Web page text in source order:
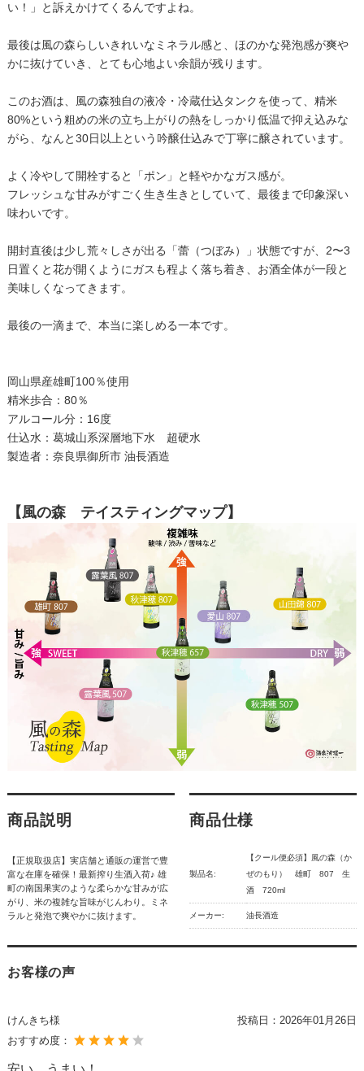
い！」と訴えかけてくるんですよね。
最後は風の森らしいきれいなミネラル感と、ほのかな発泡感が爽や
かに抜けていき、とても心地よい余韻が残ります。
このお酒は、風の森独自の液冷・冷蔵仕込タンクを使って、精米
80%という粗めの米の立ち上がりの熱をしっかり低温で抑え込みな
がら、なんと30日以上という吟醸仕込みで丁寧に醸されています。
よく冷やして開栓すると「ポン」と軽やかなガス感が。
フレッシュな甘みがすごく生き生きとしていて、最後まで印象深い
味わいです。
開封直後は少し荒々しさが出る「蕾（つぼみ）」状態ですが、2〜3
日置くと花が開くようにガスも程よく落ち着き、お酒全体が一段と
美味しくなってきます。
最後の一滴まで、本当に楽しめる一本です。
岡山県産雄町100％使用
精米歩合：80％
アルコール分：16度
仕込水：葛城山系深層地下水 超硬水
製造者：奈良県御所市 油長酒造
【風の森 テイスティングマップ】
商品説明
【正規取扱店】実店舗と通販の運営で豊
富な在庫を確保！最新搾り生酒入荷♪ 雄
町の南国果実のような柔らかな甘みが広
がり、米の複雑な旨味がじんわり。ミネ
ラルと発泡で爽やかに抜けます。
商品仕様
製品名:
【クール便必須】風の森（か
ぜのもり） 雄町 807 生
酒 720ml
メーカー: 油長酒造
お客様の声
けんきち様 投稿日： 2026年01月26日
おすすめ度：